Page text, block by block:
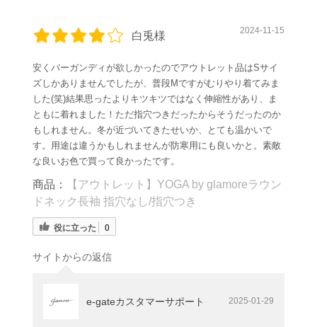
白兎様 2024-11-15
安くバーガンディが欲しかったのでアウトレット品はSサイ
ズしかありませんでしたが、普段Mですがむりやり着てみま
した(笑)結果思ったよりキツキツではなく伸縮性があり、ま
ともに着れました！ただ指穴つきだったからそうだったのか
もしれません。冬が近づいてきたせいか、とても温かいで
す。用途は違うかもしれませんが防寒用にも良いかと。素敵
な良いお色で買って良かったです。
商品：
【アウトレット】YOGA by glamoreラウン
ドネック長袖 指穴なし/指穴つき
役に立った 0
サイトからの返信
e-gateカスタマーサポート 2025-01-29